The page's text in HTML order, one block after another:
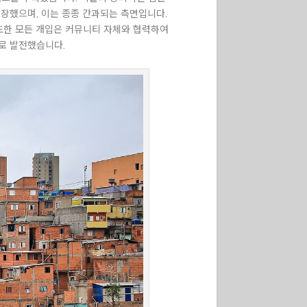
했으며, 이는 종종 간과되는 측면입니다.
모든 개입은 커뮤니티 자체와 협력하여
발전했습니다.